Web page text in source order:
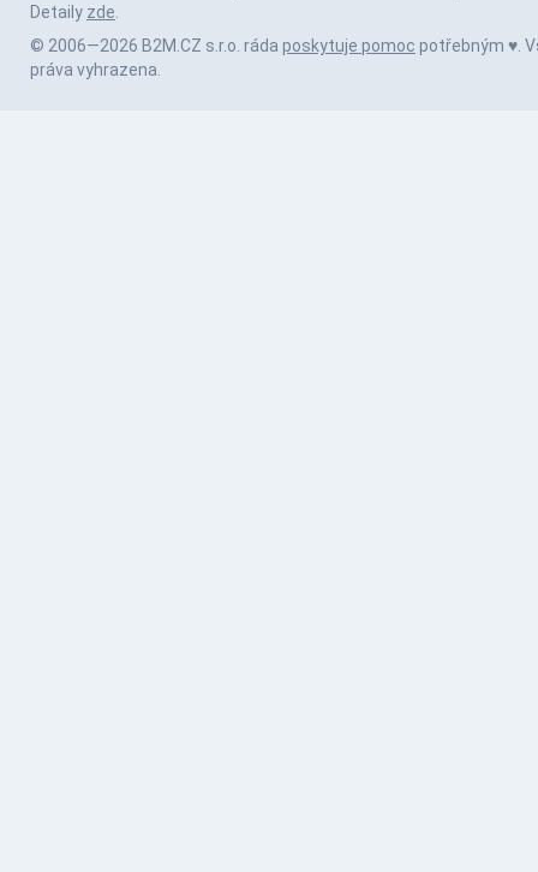
Detaily zde.
© 2006—2026 B2M.CZ s.r.o. ráda poskytuje pomoc potřebným ♥️.
práva vyhrazena.